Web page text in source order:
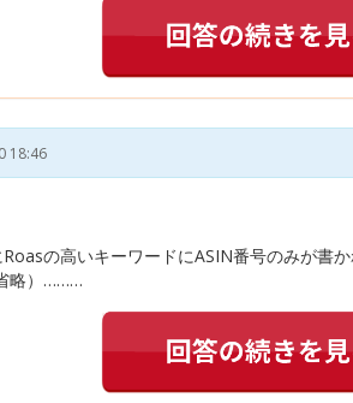
18:46
の高いキーワードにASIN番号のみが書
略）………